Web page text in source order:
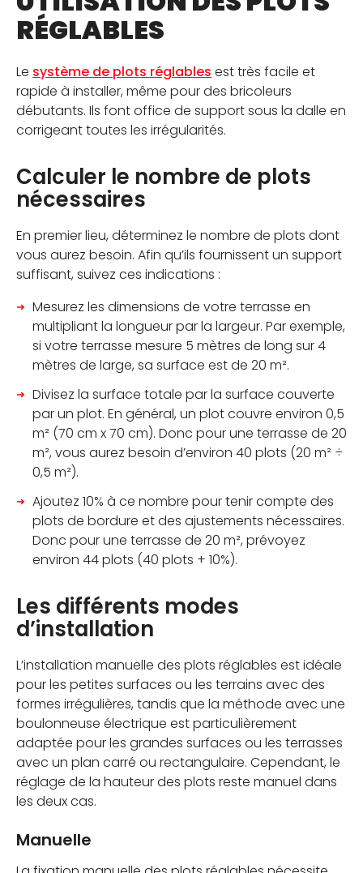
RÉGLABLES
Le système de plots réglables est très facile et
rapide à installer, même pour des bricoleurs
débutants. Ils font office de support sous la dalle en
corrigeant toutes les irrégularités.
Calculer le nombre de plots
nécessaires
En premier lieu, déterminez le nombre de plots dont
vous aurez besoin. Afin qu’ils fournissent un support
suffisant, suivez ces indications :
Mesurez les dimensions de votre terrasse en
multipliant la longueur par la largeur. Par exemple,
si votre terrasse mesure 5 mètres de long sur 4
mètres de large, sa surface est de 20 m².
Divisez la surface totale par la surface couverte
par un plot. En général, un plot couvre environ 0,5
m² (70 cm x 70 cm). Donc pour une terrasse de 20
m², vous aurez besoin d’environ 40 plots (20 m² ÷
0,5 m²).
Ajoutez 10% à ce nombre pour tenir compte des
plots de bordure et des ajustements nécessaires.
Donc pour une terrasse de 20 m², prévoyez
environ 44 plots (40 plots + 10%).
Les différents modes
d’installation
L’installation manuelle des plots réglables est idéale
pour les petites surfaces ou les terrains avec des
formes irrégulières, tandis que la méthode avec une
boulonneuse électrique est particulièrement
adaptée pour les grandes surfaces ou les terrasses
avec un plan carré ou rectangulaire. Cependant, le
réglage de la hauteur des plots reste manuel dans
les deux cas.
Manuelle